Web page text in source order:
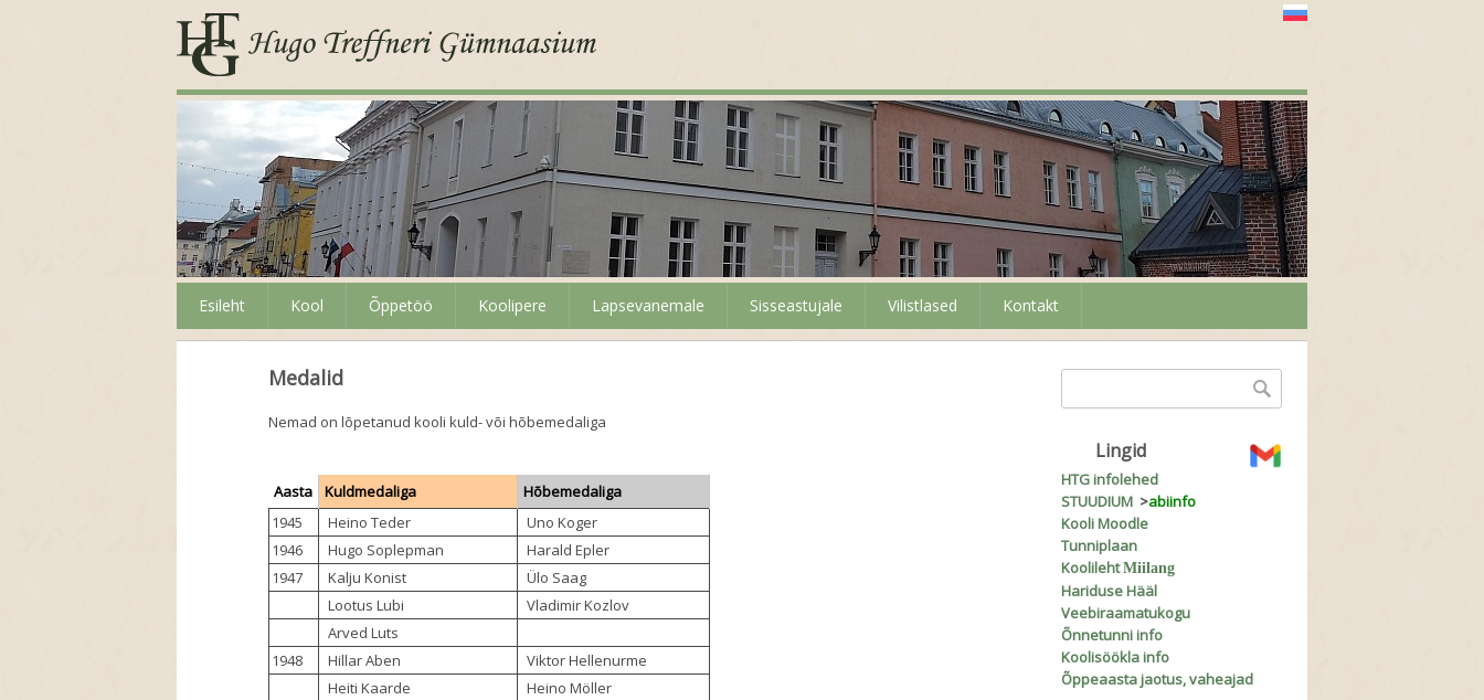
Esileht Kool Õppetöö Koolipere Lapsevanemale Sisseastujale Vilistlased Kontakt
Medalid
Nemad on lõpetanud kooli kuld- või hõbemedaliga
Aasta Kuldmedaliga
Hõbemedaliga
1945
Heino Teder
Uno Koger
1946
Hugo Soplepman
Harald Epler
1947
Kalju Konist
Ülo Saag
Lootus Lubi
Vladimir Kozlov
Arved Luts
1948
Hillar Aben
Viktor Hellenurme
Heiti Kaarde
Heino Möller
Otsinguvorm
Lingid
HTG infolehed
STUUDIUM >abiinfo
Kooli Moodle
Tunniplaan
KoolilehtMiilang
Hariduse Hääl
Veebiraamatukogu
Õnnetunni info
Koolisöökla info
Õppeaasta jaotus, vaheajad